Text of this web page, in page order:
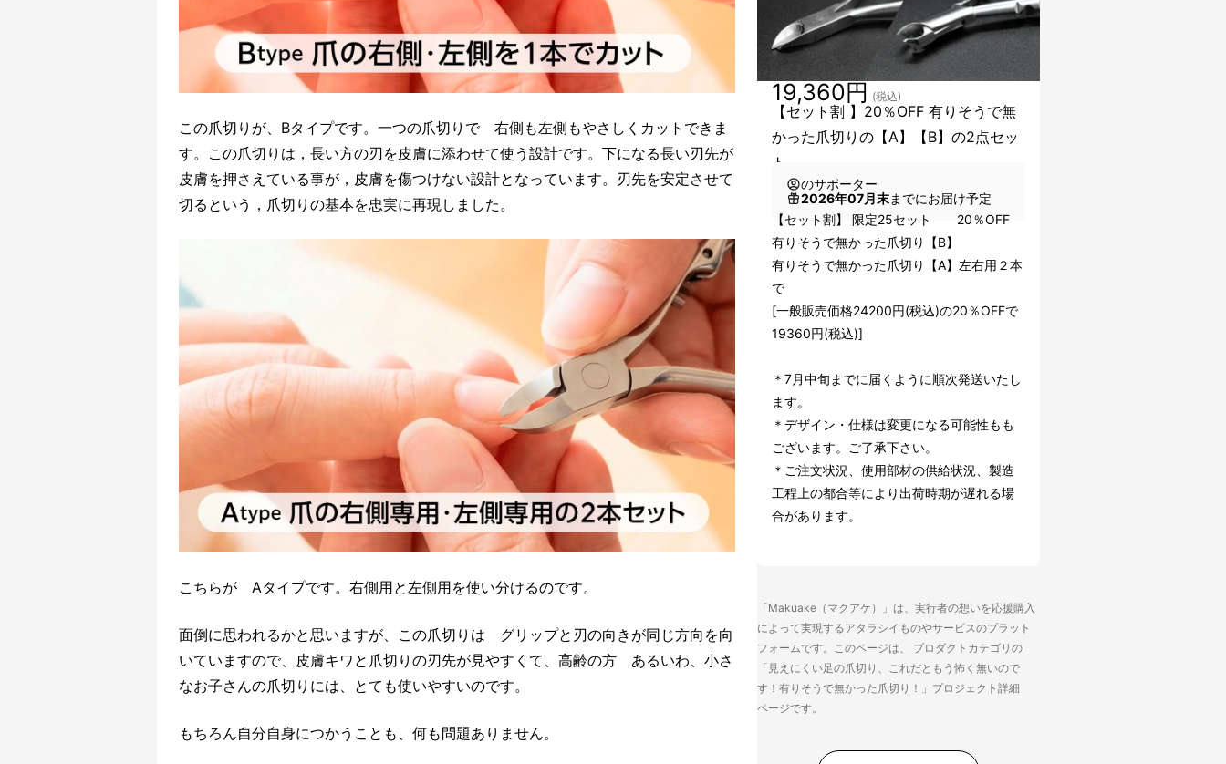
この爪切りが、Bタイプです。一つの爪切りで 右側も左側もやさしくカットできま
す。この爪切りは，長い方の刃を皮膚に添わせて使う設計です。下になる長い刃先が
皮膚を押さえている事が，皮膚を傷つけない設計となっています。刃先を安定させて
切るという，爪切りの基本を忠実に再現しました。
こちらが Aタイプです。右側用と左側用を使い分けるのです。
面倒に思われるかと思いますが、この爪切りは グリップと刃の向きが同じ方向を向
いていますので、皮膚キワと爪切りの刃先が見やすくて、高齢の方 あるいわ、小さ
なお子さんの爪切りには、とても使いやすいのです。
もちろん自分自身につかうことも、何も問題ありません。
【セット割 】20％OFF 有りそうで無
かった爪切りの【A】【B】の2点セッ
ト
19,360円 (税込)
のサポーター
2026年07月末までにお届け予定
【セット割】 限定25セット 20％OFF
有りそうで無かった爪切り【B】
有りそうで無かった爪切り【A】左右用２本
で
[一般販売価格24200円(税込)の20％OFFで
19360円(税込)]
＊7月中旬までに届くように順次発送いたし
ます。
＊デザイン・仕様は変更になる可能性もも
ございます。ご了承下さい。
＊ご注文状況、使用部材の供給状況、製造
工程上の都合等により出荷時期が遅れる場
合があります。
「Makuake（マクアケ）」は、実行者の想いを応援購入
によって実現するアタラシイものやサービスのプラット
フォームです。このページは、 プロダクトカテゴリの
「見えにくい足の爪切り、これだともう怖く無いので
す！有りそうで無かった爪切り！」プロジェクト詳細
ページです。